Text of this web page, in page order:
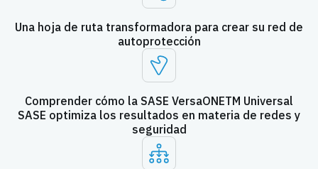
Una hoja de ruta transformadora para crear su red de
autoprotección
Comprender cómo la SASE VersaONETM Universal
SASE optimiza los resultados en materia de redes y
seguridad